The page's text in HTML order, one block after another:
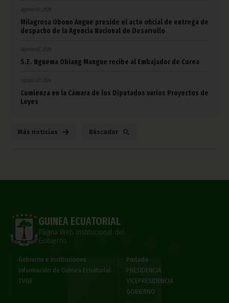
agosto 07, 2026
Milagrosa Obono Angue preside el acto oficial de entrega de
despacho de la Agencia Nacional de Desarrollo
agosto 07, 2026
S.E. Nguema Obiang Mangue recibe al Embajador de Corea
agosto 07, 2026
Comienza en la Cámara de los Diputados varios Proyectos de
Leyes
Más noticias Búscador
GUINEA ECUATORIAL
Página Web Institucional del
Gobierno
Gobierno e Instituciones
Información de Guinea Ecuatorial
TVGE
Portada
PRESIDENCIA
VICEPRESIDENCIA
GOBIERNO